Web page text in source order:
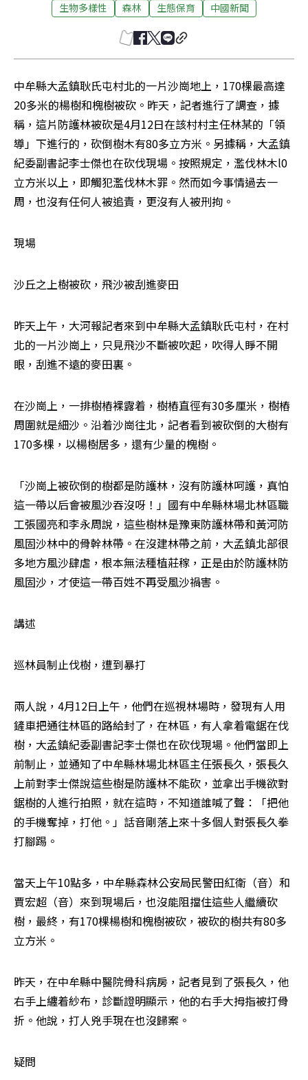
生物多樣性 森林 生態保育 中國新聞
中牟縣大孟鎮耿氏屯村北的一片沙崗地上，170棵最高達
20多米的楊樹和槐樹被砍。昨天，記者進行了調查，據
稱，這片防護林被砍是4月12日在該村村主任林某的「領
導」下進行的，砍倒樹木有80多立方米。另據稱，大孟鎮
紀委副書記李士傑也在砍伐現場。按照規定，濫伐林木l0
立方米以上，即觸犯濫伐林木罪。然而如今事情過去一
周，也沒有任何人被追責，更沒有人被刑拘。
現場
沙丘之上樹被砍，飛沙被刮進麥田
昨天上午，大河報記者來到中牟縣大孟鎮耿氏屯村，在村
北的一片沙崗上，只見飛沙不斷被吹起，吹得人睜不開
眼，刮進不遠的麥田裏。
在沙崗上，一排樹樁裸露着，樹樁直徑有30多厘米，樹樁
周圍就是細沙。沿着沙崗往北，記者看到被砍倒的大樹有
170多棵，以楊樹居多，還有少量的槐樹。
「沙崗上被砍倒的樹都是防護林，沒有防護林呵護，真怕
這一帶以后會被風沙吞沒呀！」國有中牟縣林場北林區職
工張國亮和李永周說，這些樹林是豫東防護林帶和黃河防
風固沙林中的骨幹林帶。在沒建林帶之前，大孟鎮北部很
多地方風沙肆虐，根本無法種植莊稼，正是由於防護林防
風固沙，才使這一帶百姓不再受風沙禍害。
講述
巡林員制止伐樹，遭到暴打
兩人說，4月12日上午，他們在巡視林場時，發現有人用
鏟車把通往林區的路給封了，在林區，有人拿着電鋸在伐
樹，大孟鎮紀委副書記李士傑也在砍伐現場。他們當即上
前制止，並通知了中牟縣林場北林區主任張長久，張長久
上前對李士傑說這些樹是防護林不能砍，並拿出手機欲對
鋸樹的人進行拍照，就在這時，不知道誰喊了聲：「把他
的手機奪掉，打他。」話音剛落上來十多個人對張長久拳
打腳踢。
當天上午10點多，中牟縣森林公安局民警田紅衛（音）和
賈宏超（音）來到現場后，也沒能阻擋住這些人繼續砍
樹，最終，有170棵楊樹和槐樹被砍，被砍的樹共有80多
立方米。
昨天，在中牟縣中醫院骨科病房，記者見到了張長久，他
右手上纏着紗布，診斷證明顯示，他的右手大拇指被打骨
折。他說，打人兇手現在也沒歸案。
疑問